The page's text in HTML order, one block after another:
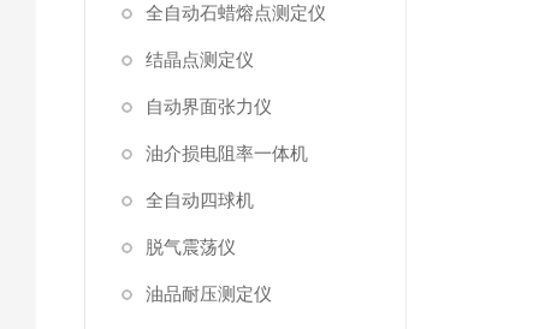
全自动石蜡熔点测定仪
结晶点测定仪
自动界面张力仪
油介损电阻率一体机
全自动四球机
脱气震荡仪
油品耐压测定仪